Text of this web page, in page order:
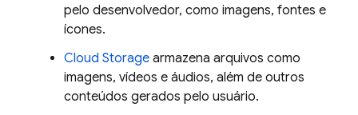
pelo desenvolvedor, como imagens, fontes e
ícones.
Cloud Storage armazena arquivos como
imagens, vídeos e áudios, além de outros
conteúdos gerados pelo usuário.